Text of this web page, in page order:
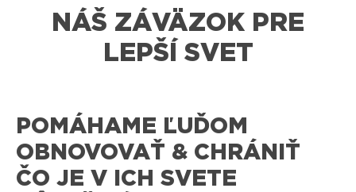
NÁŠ ZÁVÄZOK PRE
LEPŠÍ SVET
POMÁHAME ĽUĎOM
OBNOVOVAŤ & CHRÁNIŤ
ČO JE V ICH SVETE